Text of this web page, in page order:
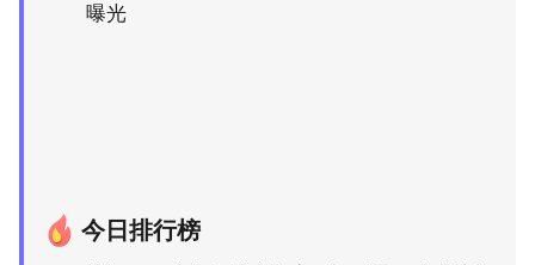
曝光
今日排行榜